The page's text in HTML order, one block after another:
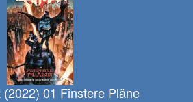
01 Finstere Pläne